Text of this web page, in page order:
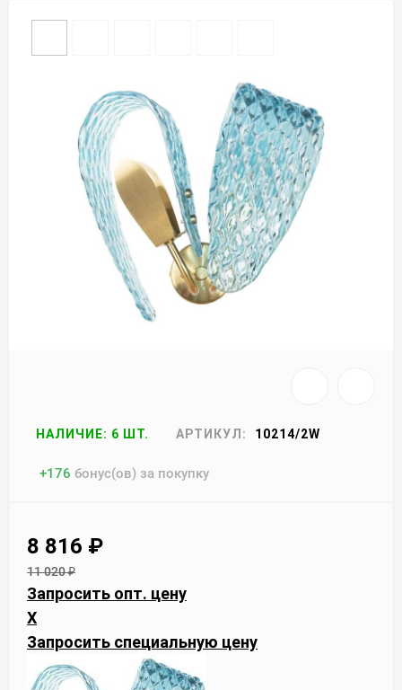
НАЛИЧИЕ: 6 ШТ. АРТИКУЛ: 10214/2W
+176 бонус(ов) за покупку
8 816 ₽
11 020₽
Запросить опт. цену
X
Запросить специальную цену